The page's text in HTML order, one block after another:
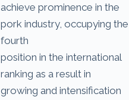
achieve prominence in the
pork industry, occupying the
fourth
position in the international
ranking as a result in
growing and intensification